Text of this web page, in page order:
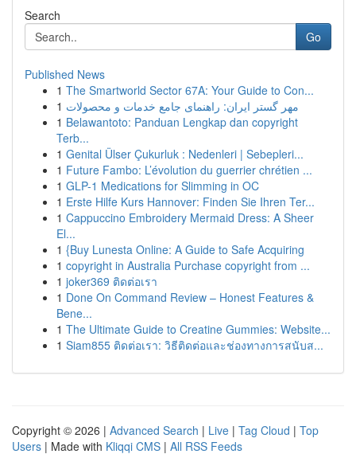
Search
Go
Published News
1 The Smartworld Sector 67A: Your Guide to Con...
1 مهر گستر ایران: راهنمای جامع خدمات و محصولات
1 Belawantoto: Panduan Lengkap dan copyright
Terb...
1 Genital Ülser Çukurluk : Nedenleri | Sebepleri...
1 Future Fambo: L’évolution du guerrier chrétien ...
1 GLP-1 Medications for Slimming in OC
1 Erste Hilfe Kurs Hannover: Finden Sie Ihren Ter...
1 Cappuccino Embroidery Mermaid Dress: A Sheer
El...
1 {Buy Lunesta Online: A Guide to Safe Acquiring
1 copyright in Australia Purchase copyright from ...
1 joker369 ติดต่อเรา
1 Done On Command Review – Honest Features &
Bene...
1 The Ultimate Guide to Creatine Gummies: Website...
1 Siam855 ติดต่อเรา: วิธีติดต่อและช่องทางการสนับส...
Copyright © 2026 | Advanced Search | Live | Tag Cloud | Top
Users | Made with Kliqqi CMS | All RSS Feeds